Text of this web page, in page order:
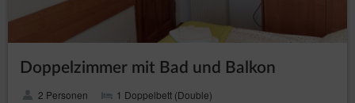
Doppelzimmer mit Bad und Balkon
2 Personen 1 Doppelbett (Double)